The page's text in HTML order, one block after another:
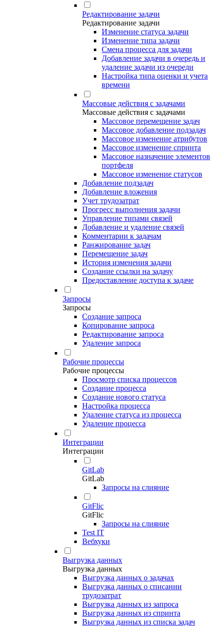
Редактирование задачи
Редактирование задачи
Изменение статуса задачи
Изменение типа задачи
Смена процесса для задачи
Добавление задачи в очередь и
удаление задачи из очереди
Настройка типа оценки и учета
времени
Массовые действия с задачами
Массовые действия с задачами
Массовое перемещение задач
Массовое добавление подзадач
Массовое изменение атрибутов
Массовое изменение спринта
Массовое назначение элементов
портфеля
Массовое изменение статусов
Добавление подзадач
Добавление вложения
Учет трудозатрат
Прогресс выполнения задачи
Управление типами связей
Добавление и удаление связей
Комментарии к задачам
Ранжирование задач
Перемещение задач
История изменения задачи
Создание ссылки на задачу
Предоставление доступа к задаче
Запросы
Запросы
Создание запроса
Копирование запроса
Редактирование запроса
Удаление запроса
Рабочие процессы
Рабочие процессы
Просмотр списка процессов
Создание процесса
Создание нового статуса
Настройка процесса
Удаление статуса из процесса
Удаление процесса
Интеграции
Интеграции
GitLab
GitLab
Запросы на слияние
GitFlic
GitFlic
Запросы на слияние
Test IT
Вебхуки
Выгрузка данных
Выгрузка данных
Выгрузка данных о задачах
Выгрузка данных о списании
трудозатрат
Выгрузка данных из запроса
Выгрузка данных из спринта
Выгрузка данных из списка задач